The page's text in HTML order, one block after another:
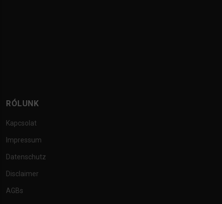
RÓLUNK
Kapcsolat
Impressum
Datenschutz
Disclaimer
AGBs